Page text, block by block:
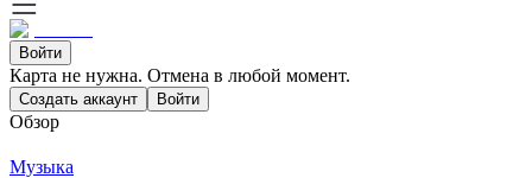
Войти
Карта не нужна. Отмена в любой момент.
Создать аккаунт Войти
Обзор
Музыка